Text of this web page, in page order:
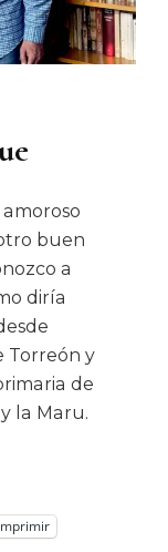
buen
a
diría
Torreón y
de
la Maru.